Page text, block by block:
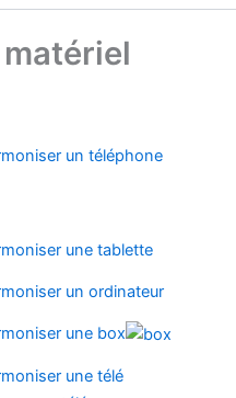
un téléphone
une tablette
un ordinateur
une box
une télé